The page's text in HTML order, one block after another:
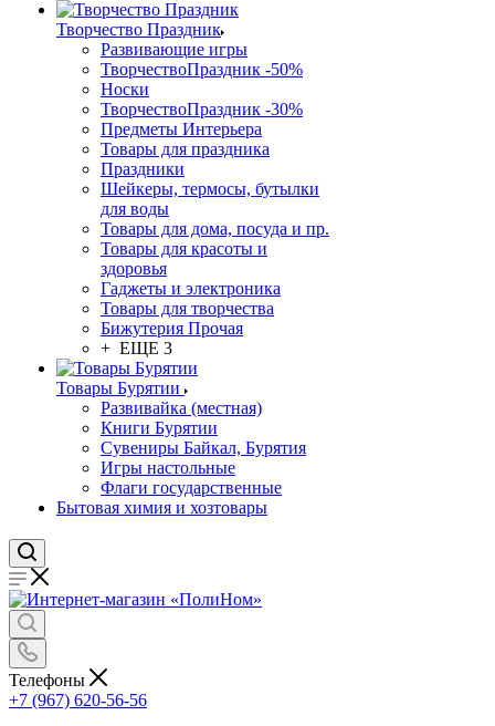
Творчество Праздник
Развивающие игры
ТворчествоПраздник -50%
Носки
ТворчествоПраздник -30%
Предметы Интерьера
Товары для праздника
Праздники
Шейкеры, термосы, бутылки
для воды
Товары для дома, посуда и пр.
Товары для красоты и
здоровья
Гаджеты и электроника
Товары для творчества
Бижутерия Прочая
+ ЕЩЕ 3
Товары Бурятии
Развивайка (местная)
Книги Бурятии
Сувениры Байкал, Бурятия
Игры настольные
Флаги государственные
Бытовая химия и хозтовары
Телефоны
+7 (967) 620-56-56